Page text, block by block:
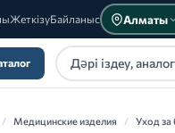
ЖеткізуБайланыс Алматы
/ Медицинские изделия / Уход